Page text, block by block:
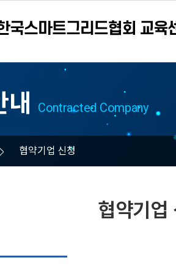
Contracted Company
협약기업 신청
협약기업